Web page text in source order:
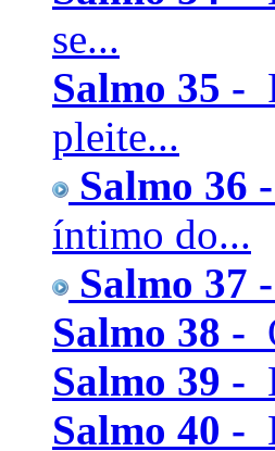
se...
Salmo 35 -
pleite...
Salmo 36 -
íntimo do...
Salmo 37 -
Salmo 38 -
Salmo 39 -
Salmo 40 -